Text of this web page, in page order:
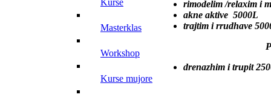
kurse
masterklas
workshop
kurse mujore
rimodelim /relaxim i
akne aktive 5000L
trajtim i rrudhave
drenazhim i trupit